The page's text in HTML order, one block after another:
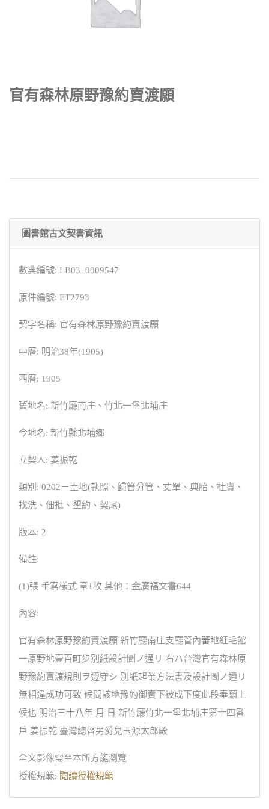
官有森林原野豫約賣渡願
圖書館古文契書資訊
數典編號: LB03_0009547
原件編號: ET2793
契字名稱: 官有森林原野豫約賣渡願
中曆: 明治38年(1905)
西曆: 1905
舊地名: 新竹廳南庄、竹北一堡北埔庄
今地名: 新竹縣北埔鄉
立契人: 姜振乾
類別: 0202－土地(執照、歸管分管、丈單、典胎、杜賣、
找洗、佃批、墾約、契尾)
版本: 2
備註:
(1)張 手寫樣式 章1枚 其他：金廣福文書644
內容:
官有森林原野豫約賣渡願 新竹廳南庄支廳管內蕃地紅毛館
一原野地壹百町步別紙設計圖ノ通リ 右ハ台灣官有森林原
野豫約賣渡規則ヲ遵守シ 別紙起業方法書及設計圖ノ通リ
無相違成功可致 候間該地豫約御賣下被成下度此段奉願上
候也 明治三十八年 月 日 新竹廳竹北一堡北埔庄第十四番
戶 姜振乾 臺灣總督男爵兒玉源太郎殿
全文影像需至本所方能瀏覽
授權規範: 閱讀授權規範